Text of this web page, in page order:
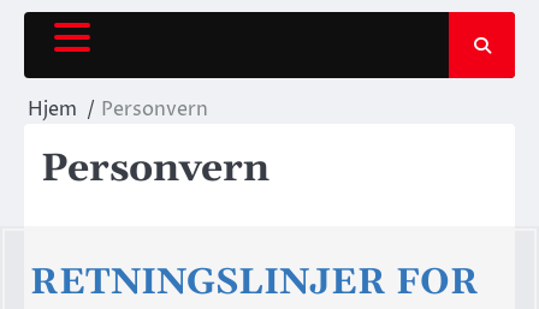
Hopp
innholdet
Hjem Personvern
Personvern
RETNINGSLINJER FOR